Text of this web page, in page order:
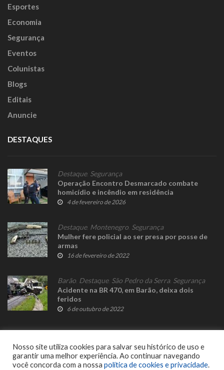
Esportes
Economia
Segurança
Eventos
Colunistas
Blogs
Editais
Anuncie
DESTAQUES
Destaque, Segurança
Operação Encontro Desmarcado combate
homicídio e incêndio em residência
4 de fevereiro de 2026
Destaque, Montenegro Segurança
Mulher fere policial ao ser presa por posse de
armas
16 de fevereiro de 2022
Barão Destaque, São Pedro da Serra, Segurança
Acidente na BR 470, em Barão, deixa dois
feridos
6 de outubro de 2022
Nosso site utiliza cookies para salvar seu histórico de uso e
garantir uma melhor experiência. Ao continuar navegando
você concorda com a nossa política de cookies e privacidade.